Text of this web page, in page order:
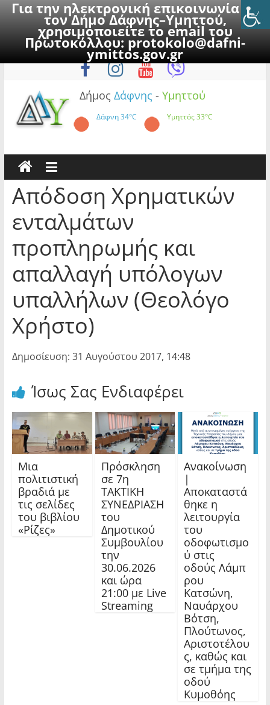
Για την ηλεκτρονική επικοινωνία με
τον Δήμο Δάφνης–Υμηττού,
χρησιμοποιείτε το email του
Πρωτοκόλλου:protokolo@dafni-
ymittos.gov.gr
to
Κυριακή, 9 Αυγούστου 2026
Δήμος Δάφνης - Υμηττού
Δάφνη34°C Υμηττός33°C
Απόδοση Χρηματικών
ενταλμάτων
προπληρωμής και
απαλλαγή υπόλογων
υπαλλήλων (Θεολόγο
Χρήστο)
Δημοσίευση: 31 Αυγούστου 2017, 14:48
Ίσως Σας Ενδιαφέρει
Μια
πολιτιστική
βραδιά με
τις σελίδες
του βιβλίου
«Ρίζες»
Πρόσκληση
σε 7η
ΤΑΚΤΙΚΗ
ΣΥΝΕΔΡΙΑΣΗ
του
Δημοτικού
Συμβουλίου
την
30.06.2026
και ώρα
21:00 με Live
Streaming
Ανακοίνωση
|
Αποκαταστά
θηκε η
λειτουργία
του
οδοφωτισμο
ύ στις
οδούς Λάμπ
ρου
Κατσώνη,
Ναυάρχου
Βότση,
Πλούτωνος,
Αριστοτέλου
ς, καθώς και
σε τμήμα της
οδού
Κυμοθόης